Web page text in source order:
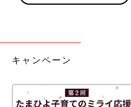
かもうと腕を伸ばしたり、腰を
けても。応援されることで赤
キャンペーン